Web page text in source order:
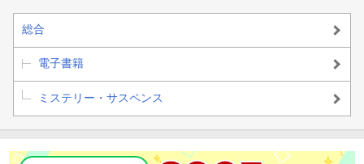
総合
電子書籍
ミステリー・サスペンス